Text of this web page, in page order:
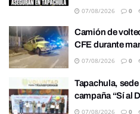
07/08/2026 0
Camión de
CFE durante
07/08/2026 0
Tapachula,
campaña “Sí al
07/08/2026 0